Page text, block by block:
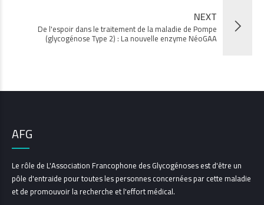
NEXT
De l'espoir dans le traitement de la maladie de Pompe
(glycogénose Type 2) : La nouvelle enzyme NéoGAA
AFG
Le rôle de L'Association Francophone des Glycogénoses est d'être un
pôle d'entraide pour toutes les personnes concernées par cette maladie
et de promouvoir la recherche et l'effort médical.